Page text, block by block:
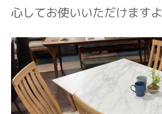
心してお使いいただけますよ⁡